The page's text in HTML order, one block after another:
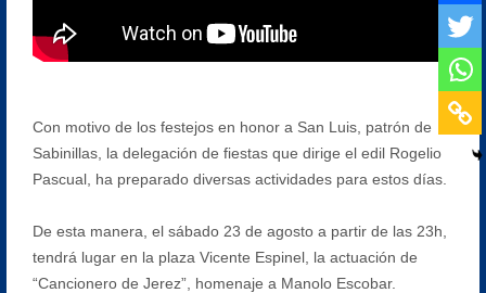
Con motivo de los festejos en honor a San Luis, patrón de
Sabinillas, la delegación de fiestas que dirige el edil Rogelio
Pascual, ha preparado diversas actividades para estos días.
De esta manera, el sábado 23 de agosto a partir de las 23h,
tendrá lugar en la plaza Vicente Espinel, la actuación de
“Cancionero de Jerez”, homenaje a Manolo Escobar.